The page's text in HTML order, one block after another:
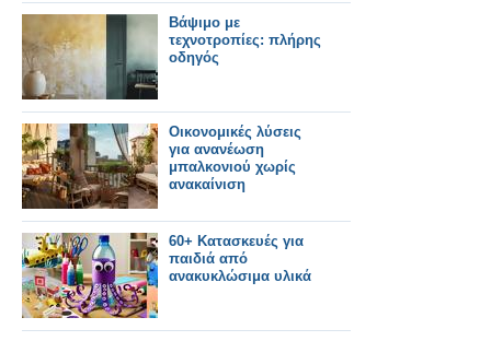
Βάψιμο με
τεχνοτροπίες: πλήρης
οδηγός
Οικονομικές λύσεις
για ανανέωση
μπαλκονιού χωρίς
ανακαίνιση
60+ Κατασκευές για
παιδιά από
ανακυκλώσιμα υλικά